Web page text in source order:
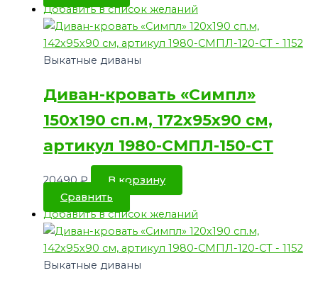
Добавить в список желаний
Выкатные диваны
Диван-кровать «Симпл»
150х190 сп.м, 172х95х90 см,
артикул 1980-СМПЛ-150-СТ
20490₽
В корзину
Сравнить
Добавить в список желаний
Выкатные диваны